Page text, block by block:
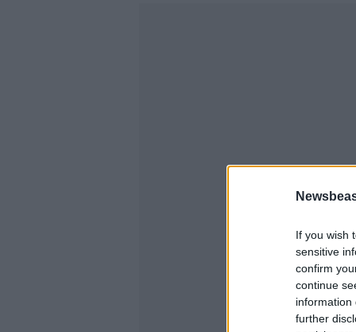
If you wish
sensitive
confirm
continue
information
further